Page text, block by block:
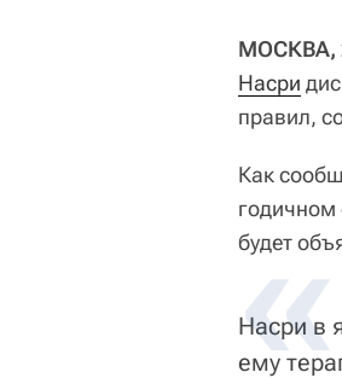
МОСКВА,
Насри
правил,
Как
годичном
будет
Насри в
ему